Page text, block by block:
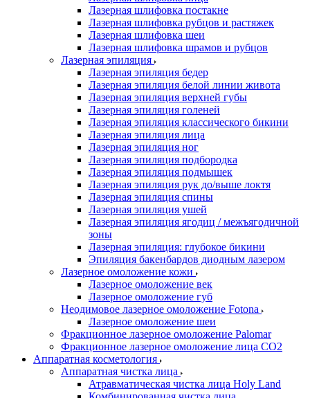
Лазерная шлифовка постакне
Лазерная шлифовка рубцов и растяжек
Лазерная шлифовка шеи
Лазерная шлифовка шрамов и рубцов
Лазерная эпиляция
Лазерная эпиляция бедер
Лазерная эпиляция белой линии живота
Лазерная эпиляция верхней губы
Лазерная эпиляция голеней
Лазерная эпиляция классического бикини
Лазерная эпиляция лица
Лазерная эпиляция ног
Лазерная эпиляция подбородка
Лазерная эпиляция подмышек
Лазерная эпиляция рук до/выше локтя
Лазерная эпиляция спины
Лазерная эпиляция ушей
Лазерная эпиляция ягодиц / межъягодичной
зоны
Лазерная эпиляция: глубокое бикини
Эпиляция бакенбардов диодным лазером
Лазерное омоложение кожи
Лазерное омоложение век
Лазерное омоложение губ
Неодимовое лазерное омоложение Fotona
Лазерное омоложение шеи
Фракционное лазерное омоложение Palomar
Фракционное лазерное омоложение лица СО2
Аппаратная косметология
Аппаратная чистка лица
Атравматическая чистка лица Holy Land